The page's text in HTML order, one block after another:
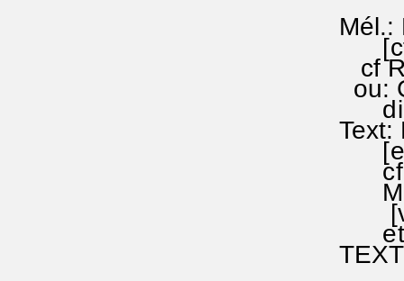
Mél.:
[cf
cf RA
ou:
Text:
[en
cf
[voir
et: